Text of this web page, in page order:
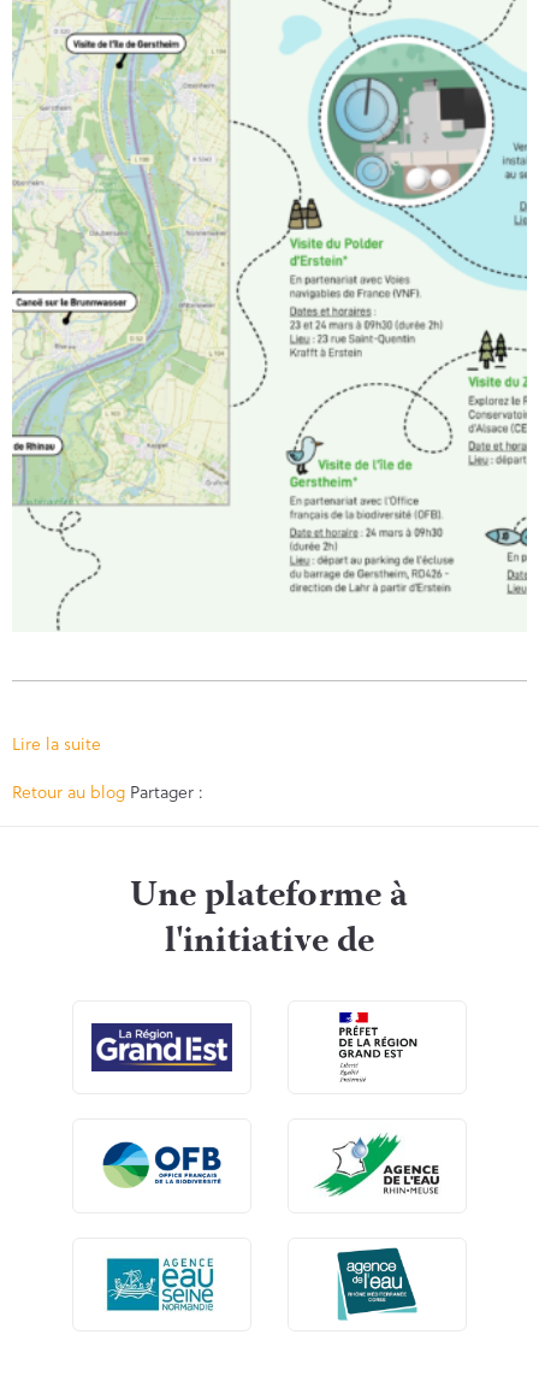
Lire la suite
Retour au blog Partager :
Une plateforme à
l'initiative de